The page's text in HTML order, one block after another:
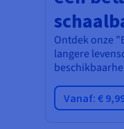
Ontdek onze
langere
Vanaf: €